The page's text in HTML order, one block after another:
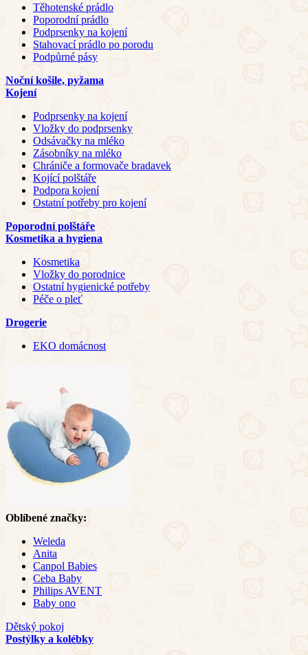
Těhotenské prádlo
Poporodní prádlo
Podprsenky na kojení
Stahovací prádlo po porodu
Podpůrné pásy
Noční košile, pyžama
Kojení
Podprsenky na kojení
Vložky do podprsenky
Odsávačky na mléko
Zásobníky na mléko
Chrániče a formovače bradavek
Kojící polštáře
Podpora kojení
Ostatní potřeby pro kojení
Poporodní polštáře
Kosmetika a hygiena
Kosmetika
Vložky do porodnice
Ostatní hygienické potřeby
Péče o pleť
Drogerie
EKO domácnost
Oblíbené značky:
Weleda
Anita
Canpol Babies
Ceba Baby
Philips AVENT
Baby ono
Dětský pokoj
Postýlky a kolébky